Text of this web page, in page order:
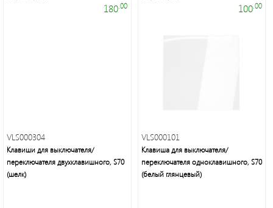
180.00
VLS000304
Клавиши для выключателя/
переключателя двухклавишного, S70
(шелк)
100.00
VLS000101
Клавиша для выключателя/
переключателя одноклавишного, S70
(белый глянцевый)